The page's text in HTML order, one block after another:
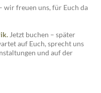
wir freuen uns, für Euch da
Jetzt buchen – später
auf Euch, sprecht uns
und auf der